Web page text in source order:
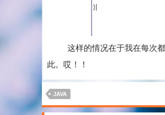
这样的情况在于我在每次都
此。哎！！
JAVA